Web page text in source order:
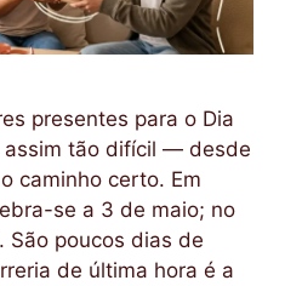
presentes para o Dia
assim tão difícil — desde
caminho certo. Em
se a 3 de maio; no
São poucos dias de
de última hora é a